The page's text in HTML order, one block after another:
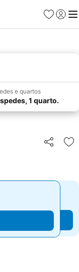
Favoritos
Iniciar
e quartos
1 quarto.
Partilhar